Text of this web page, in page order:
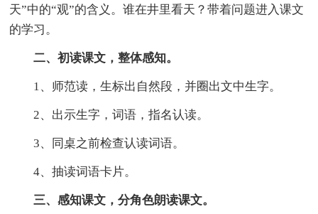
天”中的“观”的含义。谁在井里看天？带着问题进入课文
的学习。
二、初读课文，整体感知。
1、师范读，生标出自然段，并圈出文中生字。
2、出示生字，词语，指名认读。
3、同桌之前检查认读词语。
4、抽读词语卡片。
三、感知课文，分角色朗读课文。